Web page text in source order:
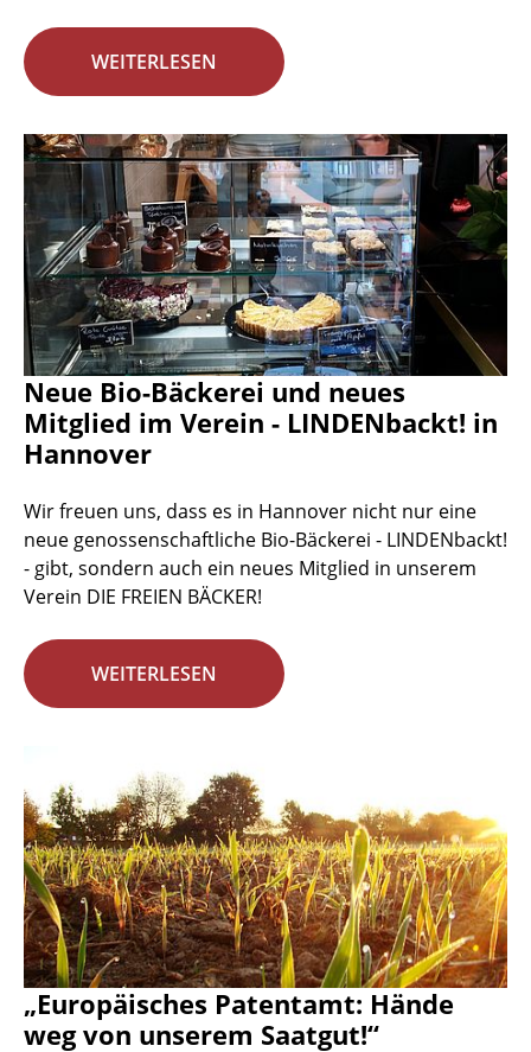
WEITERLESEN
Neue Bio-Bäckerei und neues
Mitglied im Verein - LINDENbackt! in
Hannover
Wir freuen uns, dass es in Hannover nicht nur eine
neue genossenschaftliche Bio-Bäckerei - LINDENbackt!
- gibt, sondern auch ein neues Mitglied in unserem
Verein DIE FREIEN BÄCKER!
WEITERLESEN
„Europäisches Patentamt: Hände
weg von unserem Saatgut!“